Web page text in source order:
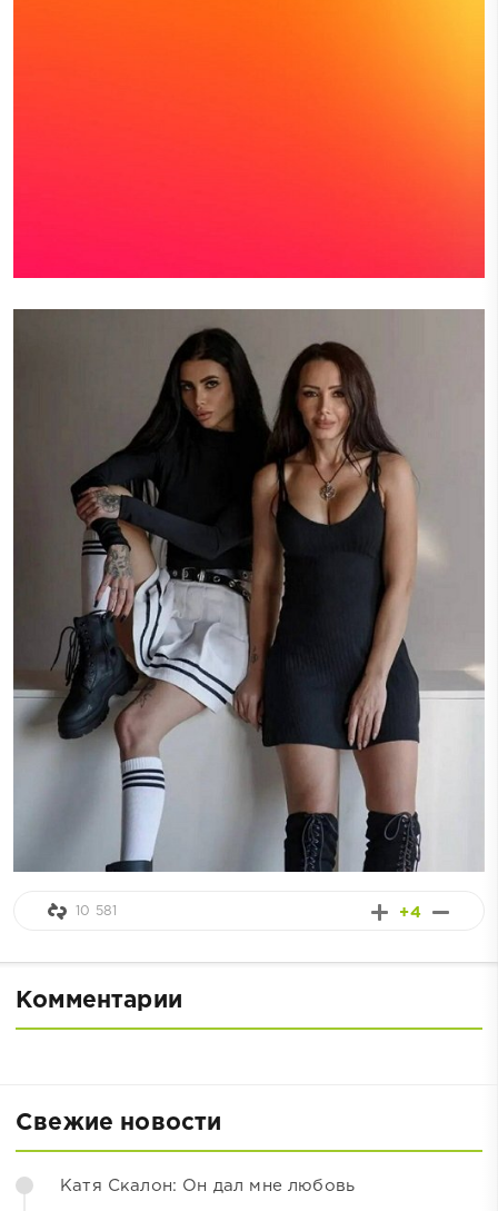
+4
10 581
Комментарии
Свежие новости
Катя Скалон: Он дал мне любовь